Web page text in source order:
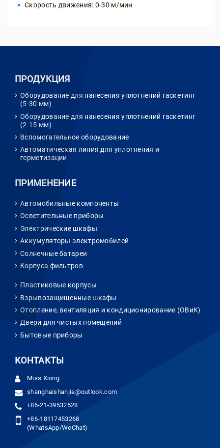
Скорость движения: 0-30 м/мин
ПРОДУКЦИЯ
Оборудование для нанесения уплотнений гаскетинг
(5-30 мм)
Оборудование для нанесения уплотнений гаскетинг
(2-15 мм)
Вспомогательное оборудование
Автоматическая линия для уплотнения и
герметизации
ПРИМЕНЕНИЕ
Автомобильные компоненты
Осветительные приборы
Электрические шкафы
Аккумуляторы электромобилей
Солнечные батареи
Корпуса фильтров
Пластиковые корпусы
Взрывозащищенные шкафы
Отопление, вентиляция и кондиционирование (ОВиК)
Двери для чистых помещений
Бытовые приборы
КОНТАКТЫ
Miss Xiong
shanghaishanjia@outlook.com
+86-21-39532528
+86-18117453268
(WhatsApp/WeChat)